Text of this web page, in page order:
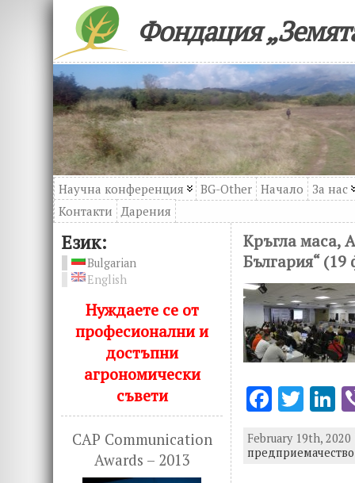
Фондация
Научна конференция BG-Other Начало За нас
Контакти
Дарения
Език:
Bulgarian
English
Нуждаете се от
професионални и
достъпни
агрономически
съвети
CAP Communication
Awards – 2013
Кръгла маса,
България“
F
e
T
w
it k
February 19th,